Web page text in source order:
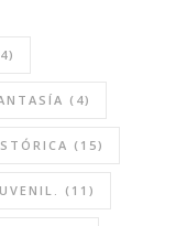
(4)
(15)
(11)